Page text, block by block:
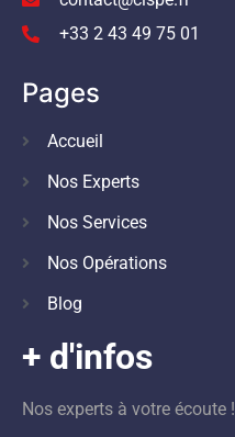
+33 2 43 49 75 01
Pages
Accueil
Nos Experts
Nos Services
Nos Opérations
Blog
+ d'infos
Nos experts à votre écoute !